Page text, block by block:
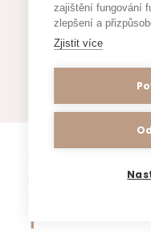
Formuláře a žádosti
Reserved 2025, ZŠ
zajištění fungování
zlepšení a
Zjistit více